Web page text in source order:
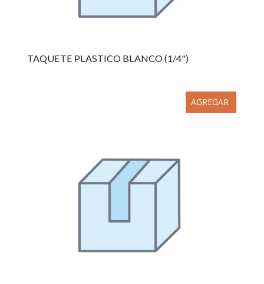
TAQUETE PLASTICO BLANCO (1/4")
AGREGAR